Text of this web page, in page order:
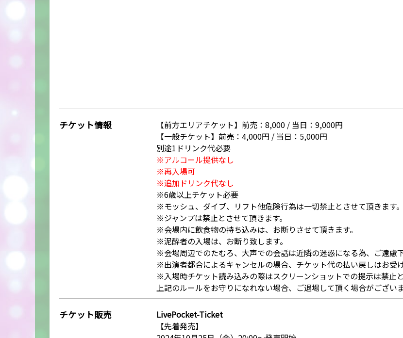
チケット情報
【前方エリアチケット】前売：8,000 / 当日：9,000円
【一般チケット】前売：4,000円 / 当日：5,000円
別途1ドリンク代必要
※アルコール提供なし
※再入場可
※追加ドリンク代なし
※6歳以上チケット必要
※モッシュ、ダイブ、リフト他危険行為は一切禁止とさせて頂きます。
※ジャンプは禁止とさせて頂きます。
※会場内に飲食物の持ち込みは、お断りさせて頂きます。
※泥酔者の入場は、お断り致します。
※会場周辺でのたむろ、大声での会話は近隣の迷惑になる為、ご遠慮下
※出演者都合によるキャンセルの場合、チケット代の払い戻しはお受
※入場時チケット読み込みの際はスクリーンショットでの提示は禁止と
上記のルールをお守りになれない場合、ご退場して頂く場合がござい
チケット販売
LivePocket-Ticket
【先着発売】